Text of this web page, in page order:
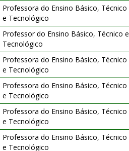
Professora do Ensino Básico, Técnico
e Tecnológico
Professor do Ensino Básico, Técnico e
Tecnológico
Professora do Ensino Básico, Técnico
e Tecnológico
Professora do Ensino Básico, Técnico
e Tecnológico
Professora do Ensino Básico, Técnico
e Tecnológico
Professora do Ensino Básico, Técnico
e Tecnológico